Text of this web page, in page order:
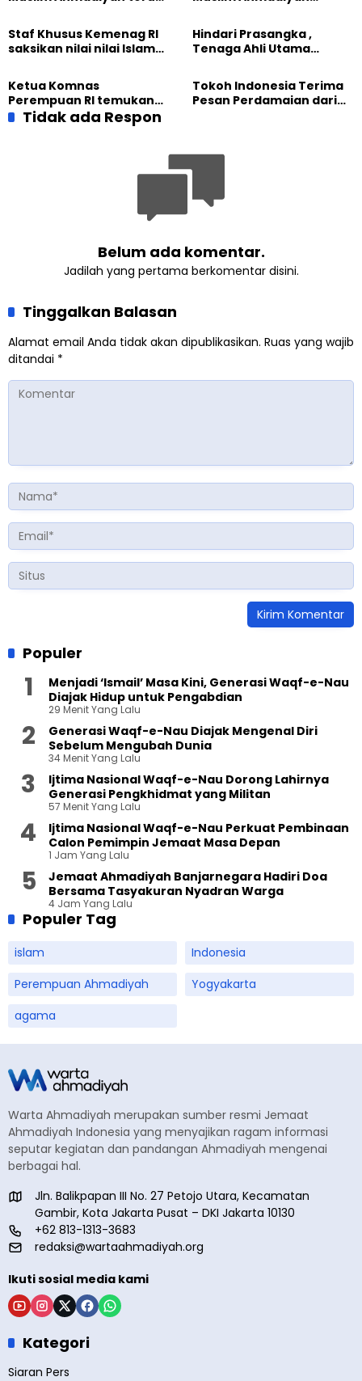
Kemanusiaan Global
Dunia dari “Infrastruktur
Kemanusiaan”
Staf Khusus Kemenag RI
saksikan nilai nilai Islam
Internasional Muslim
Ahmadiyah UK 2026
Hindari Prasangka ,
Tenaga Ahli Utama
fakta langsung
kehidupan Muslim
Ahmadiyah di Inggris
Ketua Komnas
Perempuan RI temukan
optimisme
Tokoh Indonesia Terima
Pesan Perdamaian dari
Tidak ada Respon
Belum ada komentar.
Jadilah yang pertama berkomentar disini.
Tinggalkan Balasan
Alamat email Anda tidak akan dipublikasikan. Ruas yang wajib
ditandai *
Populer
Menjadi ‘Ismail’ Masa Kini, Generasi Waqf-e-Nau
Diajak Hidup untuk Pengabdian
29 Menit Yang Lalu
Generasi Waqf-e-Nau Diajak Mengenal Diri
Sebelum Mengubah Dunia
34 Menit Yang Lalu
Ijtima Nasional Waqf-e-Nau Dorong Lahirnya
Generasi Pengkhidmat yang Militan
57 Menit Yang Lalu
Ijtima Nasional Waqf-e-Nau Perkuat Pembinaan
Calon Pemimpin Jemaat Masa Depan
1 Jam Yang Lalu
Jemaat Ahmadiyah Banjarnegara Hadiri Doa
Bersama Tasyakuran Nyadran Warga
4 Jam Yang Lalu
Populer Tag
islam
Indonesia
Perempuan Ahmadiyah
Yogyakarta
agama
Warta Ahmadiyah merupakan sumber resmi Jemaat
Ahmadiyah Indonesia yang menyajikan ragam informasi
seputar kegiatan dan pandangan Ahmadiyah mengenai
berbagai hal.
Jln. Balikpapan III No. 27 Petojo Utara, Kecamatan
Gambir, Kota Jakarta Pusat – DKI Jakarta 10130
+62 813-1313-3683
redaksi@wartaahmadiyah.org
Ikuti sosial media kami
Kategori
Siaran Pers